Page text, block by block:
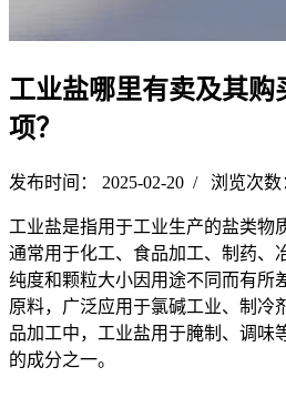
工业盐哪里有卖及其购
项？
发布时间： 2025-02-20 / 浏览次数
工业盐是指用于工业生产的盐类物
通常用于化工、食品加工、制药、
纯度和颗粒大小因用途不同而有所
原料，广泛应用于氯碱工业、制冷
品加工中，工业盐用于腌制、调味
的成分之一。